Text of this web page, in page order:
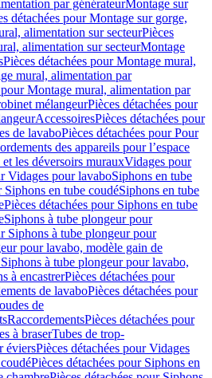
par générateurMontage sur
détachées pour Montage sur gorge,
alimentation sur secteurPièces
alimentation sur secteurMontage
Pièces détachées pour Montage mural,
mural, alimentation par
pour Montage mural, alimentation par
mélangeurPièces détachées pour
AccessoiresPièces détachées pour
de lavaboPièces détachées pour Pour
des appareils pour l’espace
les déversoirs murauxVidages pour
Vidages pour lavaboSiphons en tube
Siphons en tube coudéSiphons en tube
Pièces détachées pour Siphons en tube
Siphons à tube plongeur pour
Siphons à tube plongeur pour
pour lavabo, modèle gain de
à tube plongeur pour lavabo,
à encastrerPièces détachées pour
de lavaboPièces détachées pour
de
RaccordementsPièces détachées pour
à braserTubes de trop-
éviersPièces détachées pour Vidages
Pièces détachées pour Siphons en